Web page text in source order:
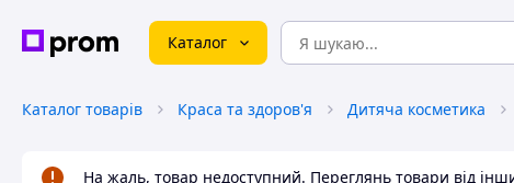
Каталог
Каталог товарів Краса та здоров'я Дитяча косметика
На жаль, товар недоступний. Переглянь товари від